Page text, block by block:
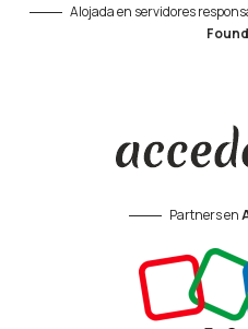
Alojada en servidores
Partners en